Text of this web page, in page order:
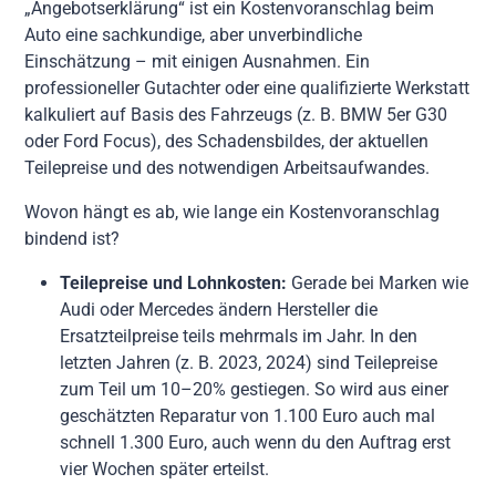
„Angebotserklärung“ ist ein Kostenvoranschlag beim
Auto eine sachkundige, aber unverbindliche
Einschätzung – mit einigen Ausnahmen. Ein
professioneller Gutachter oder eine qualifizierte Werkstatt
kalkuliert auf Basis des Fahrzeugs (z. B. BMW 5er G30
oder Ford Focus), des Schadensbildes, der aktuellen
Teilepreise und des notwendigen Arbeitsaufwandes.
Wovon hängt es ab, wie lange ein Kostenvoranschlag
bindend ist?
Teilepreise und Lohnkosten: Gerade bei Marken wie
Audi oder Mercedes ändern Hersteller die
Ersatzteilpreise teils mehrmals im Jahr. In den
letzten Jahren (z. B. 2023, 2024) sind Teilepreise
zum Teil um 10–20% gestiegen. So wird aus einer
geschätzten Reparatur von 1.100 Euro auch mal
schnell 1.300 Euro, auch wenn du den Auftrag erst
vier Wochen später erteilst.